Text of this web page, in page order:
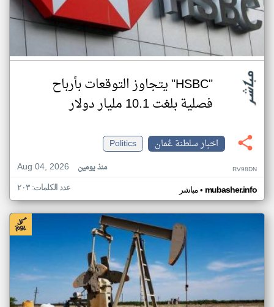
"HSBC" يتجاوز التوقعات بأرباح
فصلية بلغت 10.1 مليار دولار
اخبار سلطنة عُمان
Politics
Aug 04, 2026
منذ يومين RV98DN
مباشر• mubasher.info عدد الكلمات: ٢٠٣